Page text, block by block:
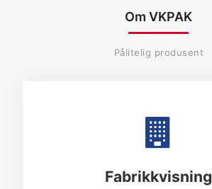
Om VKPAK
Pålitelig produsent
Fabrikkvisning